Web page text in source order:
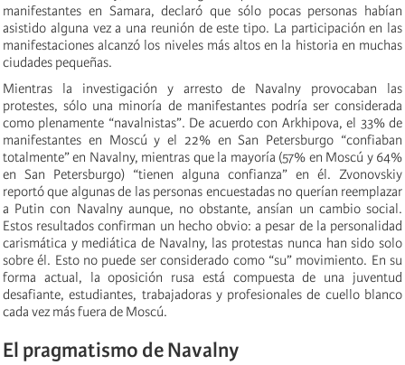
manifestantes en Samara, declaró que sólo pocas personas habían
asistido alguna vez a una reunión de este tipo. La participación en las
manifestaciones alcanzó los niveles más altos en la historia en muchas
ciudades pequeñas.
Mientras la investigación y arresto de Navalny provocaban las
protestes, sólo una minoría de manifestantes podría ser considerada
como plenamente “navalnistas”. De acuerdo con Arkhipova, el 33% de
manifestantes en Moscú y el 22% en San Petersburgo “confiaban
totalmente” en Navalny, mientras que la mayoría (57% en Moscú y 64%
en San Petersburgo) “tienen alguna confianza” en él. Zvonovskiy
reportó que algunas de las personas encuestadas no querían reemplazar
a Putin con Navalny aunque, no obstante, ansían un cambio social.
Estos resultados confirman un hecho obvio: a pesar de la personalidad
carismática y mediática de Navalny, las protestas nunca han sido solo
sobre él. Esto no puede ser considerado como “su” movimiento. En su
forma actual, la oposición rusa está compuesta de una juventud
desafiante, estudiantes, trabajadoras y profesionales de cuello blanco
cada vez más fuera de Moscú.
El pragmatismo de Navalny